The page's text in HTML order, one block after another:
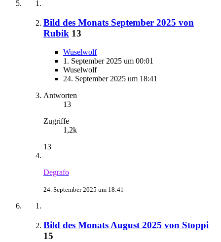
Bild des Monats September 2025 von
Rubik 13
Wuselwolf
1. September 2025 um 00:01
Wuselwolf
24. September 2025 um 18:41
Antworten
13
Zugriffe
1,2k
13
Degrafo
24. September 2025 um 18:41
Bild des Monats August 2025 von Stoppi
15